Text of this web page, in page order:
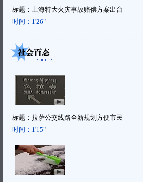
标题： 上海特大火灾事故赔偿方案出台
时间： 1'26"
标题： 拉萨公交线路全新规划方便市民
时间： 1'15"